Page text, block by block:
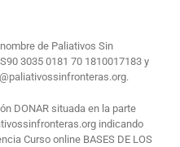
de Paliativos Sin
3035 0181 70 1810017183 y
DONAR situada en la parte
indicando
Curso online BASES DE LOS